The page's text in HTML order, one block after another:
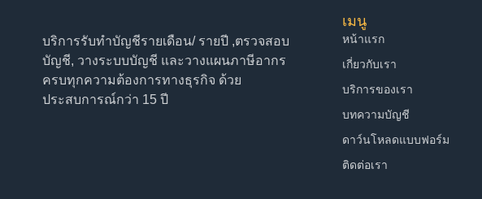
บริการรับทำบัญชีรายเดือน/ รายปี ,ตรวจสอบ
บัญชี, วางระบบบัญชี และวางแผนภาษีอากร
ครบทุกความต้องการทางธุรกิจ ด้วย
ประสบการณ์กว่า 15 ปี
เมนู
หน้าแรก
เกี่ยวกับเรา
บริการของเรา
บทความบัญชี
ดาว์นโหลดแบบฟอร์ม
ติดต่อเรา